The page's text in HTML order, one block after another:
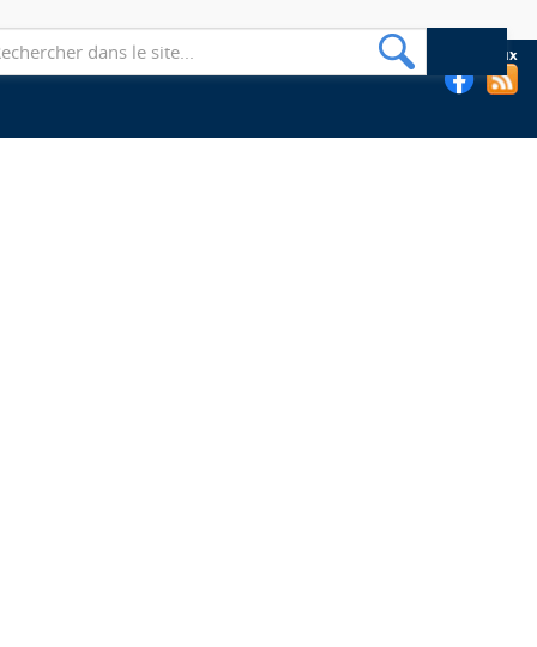
Suivez les bibliothèques de l'EHESP sur les réseaux sociaux